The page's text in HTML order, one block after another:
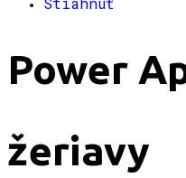
Power
žeriavy